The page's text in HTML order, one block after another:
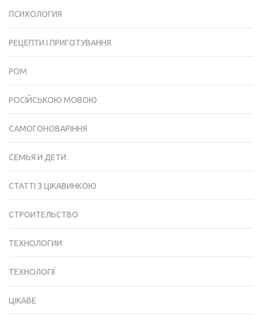
ПСИХОЛОГИЯ
РЕЦЕПТИ І ПРИГОТУВАННЯ
РОМ
РОСІЙСЬКОЮ МОВОЮ
САМОГОНОВАРІННЯ
СЕМЬЯ И ДЕТИ
СТАТТІ З ЦІКАВИНКОЮ
СТРОИТЕЛЬСТВО
ТЕХНОЛОГИИ
ТЕХНОЛОГІЇ
ЦІКАВЕ